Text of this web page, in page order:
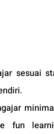
sesuai
fun